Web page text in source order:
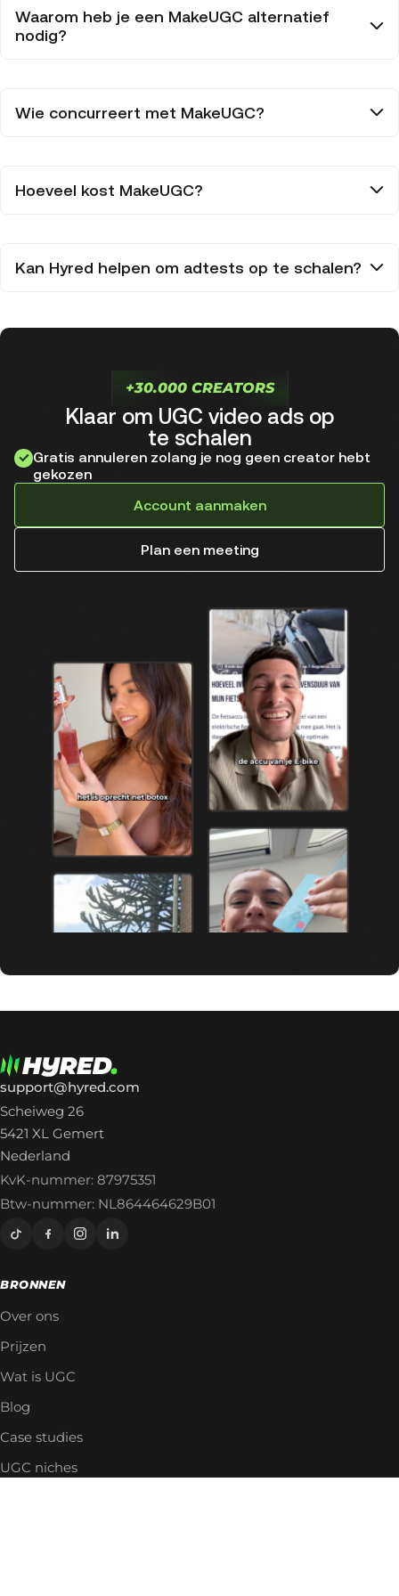
Waarom heb je een MakeUGC alternatief
nodig?
Wie concurreert met MakeUGC?
Hoeveel kost MakeUGC?
Kan Hyred helpen om adtests op te schalen?
+30.000 CREATORS
Klaar om UGC video ads op
te schalen
Gratis annuleren zolang je nog geen creator hebt
gekozen
Account aanmaken
Plan een meeting
support@hyred.com
Scheiweg 26
5421 XL Gemert
Nederland
KvK-nummer: 87975351
Btw-nummer: NL864464629B01
BRONNEN
Over ons
Prijzen
Wat is UGC
Blog
Case studies
UGC niches